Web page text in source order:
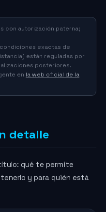
con autorización paterna;
exactas de
están reguladas por
posteriores.
en la web oficial de la
detalle
qué te permite
y para quién está